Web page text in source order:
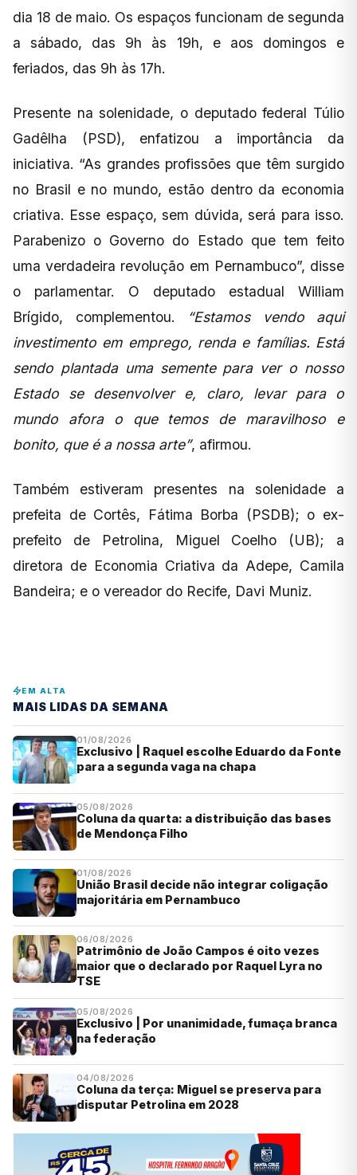
dia 18 de maio. Os espaços funcionam de segunda
a sábado, das 9h às 19h, e aos domingos e
feriados, das 9h às 17h.
Presente na solenidade, o deputado federal Túlio
Gadêlha (PSD), enfatizou a importância da
iniciativa. “As grandes profissões que têm surgido
no Brasil e no mundo, estão dentro da economia
criativa. Esse espaço, sem dúvida, será para isso.
Parabenizo o Governo do Estado que tem feito
uma verdadeira revolução em Pernambuco”, disse
o parlamentar. O deputado estadual William
Brígido, complementou.
“Estamos vendo aqui
investimento em emprego, renda e famílias. Está
sendo plantada uma semente para ver o nosso
Estado se desenvolver e, claro, levar para o
mundo afora o que temos de maravilhoso e
bonito, que é a nossa arte”, afirmou.
Também estiveram presentes na solenidade a
prefeita de Cortês, Fátima Borba (PSDB); o ex-
prefeito de Petrolina, Miguel Coelho (UB); a
diretora de Economia Criativa da Adepe, Camila
Bandeira; e o vereador do Recife, Davi Muniz.
EM ALTA
MAIS LIDAS DA SEMANA
01/08/2026
Exclusivo | Raquel escolhe Eduardo da Fonte
para a segunda vaga na chapa
05/08/2026
Coluna da quarta: a distribuição das bases
de Mendonça Filho
01/08/2026
União Brasil decide não integrar coligação
majoritária em Pernambuco
06/08/2026
Patrimônio de João Campos é oito vezes
maior que o declarado por Raquel Lyra no
TSE
05/08/2026
Exclusivo | Por unanimidade, fumaça branca
na federação
04/08/2026
Coluna da terça: Miguel se preserva para
disputar Petrolina em 2028